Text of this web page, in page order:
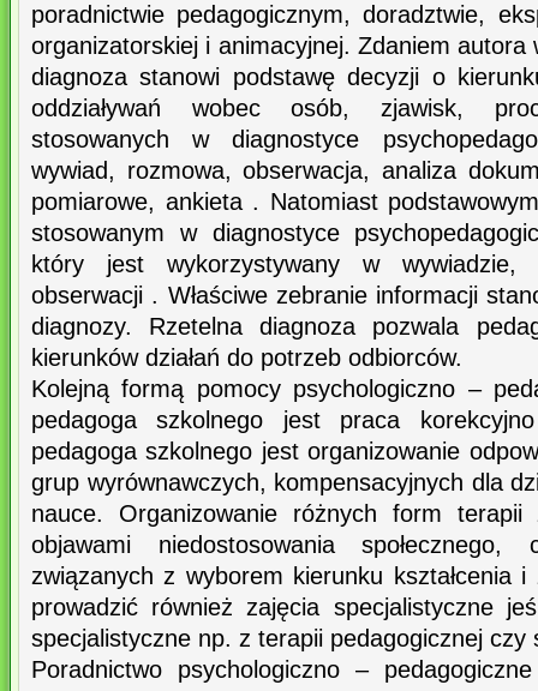
poradnictwie pedagogicznym, doradztwie,
organizatorskiej i animacyjnej. Zdaniem autora
diagnoza stanowi podstawę decyzji o
oddziaływań wobec osób, zjawisk,
stosowanych w diagnostyce
wywiad, rozmowa, obserwacja, analiza
pomiarowe, ankieta . Natomiast
stosowanym w diagnostyce
który jest wykorzystywany w wywiadzie,
obserwacji . Właściwe zebranie informacji
diagnozy. Rzetelna diagnoza pozwala
kierunków działań do potrzeb odbiorców.
Kolejną formą pomocy psychologiczno –
pedagoga szkolnego jest praca
pedagoga szkolnego jest organizowanie
grup wyrównawczych, kompensacyjnych dla
nauce. Organizowanie różnych form
objawami niedostosowania
związanych z wyborem kierunku kształcenia
prowadzić również zajęcia specjalistyczne
specjalistyczne np. z terapii pedagogicznej czy
Poradnictwo psychologiczno –